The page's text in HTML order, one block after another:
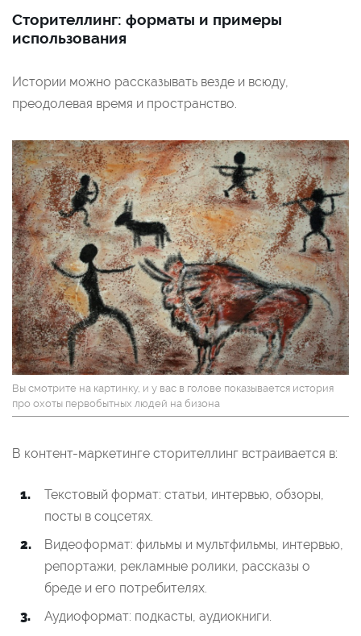
Сторителлинг: форматы и примеры
использования
Истории можно рассказывать везде и всюду,
преодолевая время и пространство.
Вы смотрите на картинку, и у вас в голове показывается история
про охоты первобытных людей на бизона
В контент-маркетинге сторителлинг встраивается в:
Текстовый формат: статьи, интервью, обзоры,
посты в соцсетях.
Видеоформат: фильмы и мультфильмы, интервью,
репортажи, рекламные ролики, рассказы о
бреде и его потребителях.
Аудиоформат: подкасты, аудиокниги.